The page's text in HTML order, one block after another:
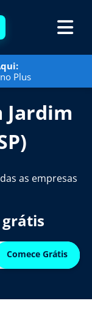
Plus
Jardim
as empresas
Comece Grátis